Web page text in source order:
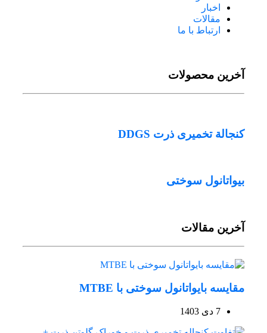
اخبار
مقالات
ارتباط با ما
آخرین محصولات
کنجالة تخمیری ذرت DDGS
بیواتانول سوختی
آخرین مقالات
مقایسه بایواتانول سوختی با MTBE
7 دی 1403